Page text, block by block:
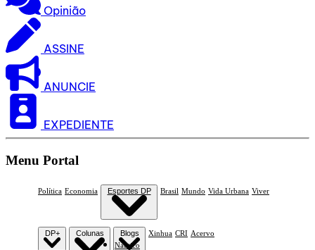
Opinião
ASSINE
ANUNCIE
EXPEDIENTE
Menu Portal
Política Economia Esportes DP
Náutico
Brasil Mundo Vida Urbana Viver
DP+ Colunas Blogs Xinhua CRI Acervo